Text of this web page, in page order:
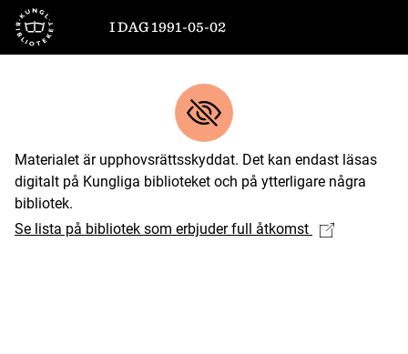
Till startsidan
I DAG 1991-05-02
Materialet är upphovsrättsskyddat. Det kan endast läsas
digitalt på Kungliga biblioteket och på ytterligare några
bibliotek.
Se lista på bibliotek som erbjuder full åtkomst